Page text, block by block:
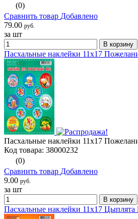
(0)
Сравнить товар Добавлено
79.00 руб.
за шт
В корзину
Пасхальные наклейки 11х17
Пасхальные наклейки 11х17
Код товара: 38000232
(0)
Сравнить товар Добавлено
9.00 руб.
за шт
В корзину
Пасхальные наклейки 11х17 Цыплята